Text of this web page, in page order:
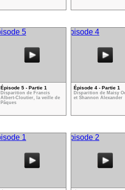
Épisode 5 - Partie 1
Disparition de Francis
Albert-Cloutier, la veille de
Pâques
Épisode 4 - Partie 1
Disparition de Maisy
et Shannon Alexander